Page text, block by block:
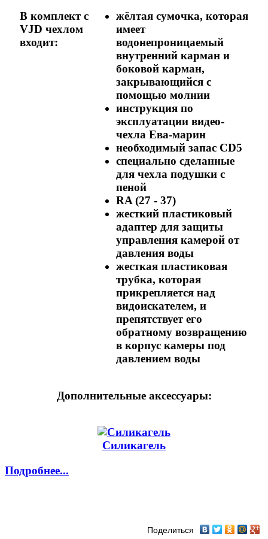
В комплект с
VJD чехлом
входит:
жёлтая сумочка, которая
имеет
водонепроницаемый
внутренний карман и
боковой карман,
закрывающийся с
помощью молнии
инструкция по
эксплуатации видео-
чехла Ева-марин
необходимый запас CD5
специально сделанные
для чехла подушки с
пеной
RA (27 - 37)
жесткий пластиковый
адаптер для защиты
управления камерой от
давления воды
жесткая пластиковая
трубка, которая
прикрепляется над
видоискателем, и
препятствует его
обратному возвращению
в корпус камеры под
давлением воды
Дополнительные аксессуары:
Силикагель
Подробнее...
Поделиться